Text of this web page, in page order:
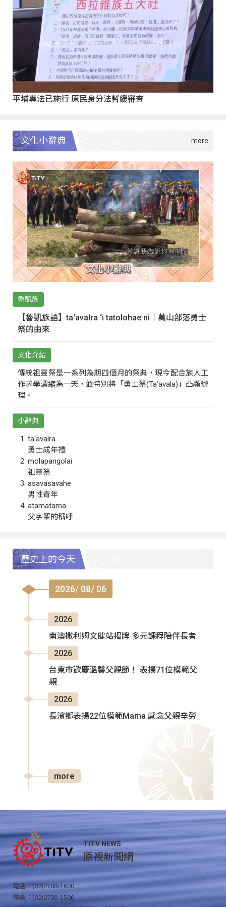
平埔專法已施行 原民身分法暫緩審查
文化小辭典
魯凱族
【魯凱族語】ta‘avalra ‘i tatolohae ni｜萬山部落勇士
祭的由來
文化介紹
傳統祖靈祭是一系列為期四個月的祭典，現今配合族人工
作求學濃縮為一天，並特別將「勇士祭(Ta‘avala)」凸顯辦
理。
小辭典
ta‘avalra
勇士成年禮
molapangolai
祖靈祭
asavasavahe
男性青年
atamatama
父字輩的稱呼
歷史上的今天
2026/ 08/ 06
2026
南澳撒利姆文健站揭牌 多元課程陪伴長者
2026
台東市歡慶溫馨父親節！ 表揚71位模範父
親
2026
長濱鄉表揚22位模範Mama 感念父親辛勞
more
TITV NEWS
原視新聞網
電話：(02)2788-1600
傳真：(02)2788-1500